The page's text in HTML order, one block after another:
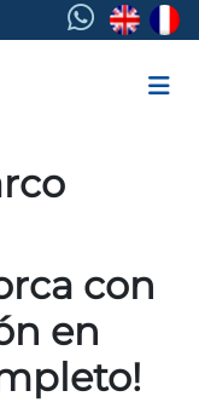
con
en